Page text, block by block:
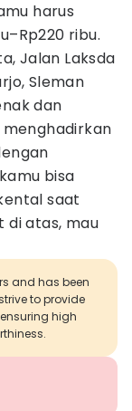
harus
ribu.
Jalan Laksda
Sleman
dan
bisa
saat
di atas, mau
and has been
to provide
high